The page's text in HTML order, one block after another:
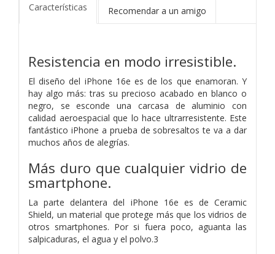
Características Recomendar a un amigo
Resistencia en modo irresistible.
El diseño del iPhone 16e es de los que enamoran. Y
hay algo más: tras su precioso acabado en blanco o
negro, se esconde una carcasa de aluminio con
calidad aeroespacial que lo hace ultrarresistente. Este
fantástico iPhone a prueba de sobresaltos te va a dar
muchos años de alegrías.
Más duro que cualquier vidrio de
smart­phone.
La parte delantera del iPhone 16e es de Ceramic
Shield, un material que protege más que los vidrios de
otros smartphones. Por si fuera poco, aguanta las
salpicaduras, el agua y el polvo.3